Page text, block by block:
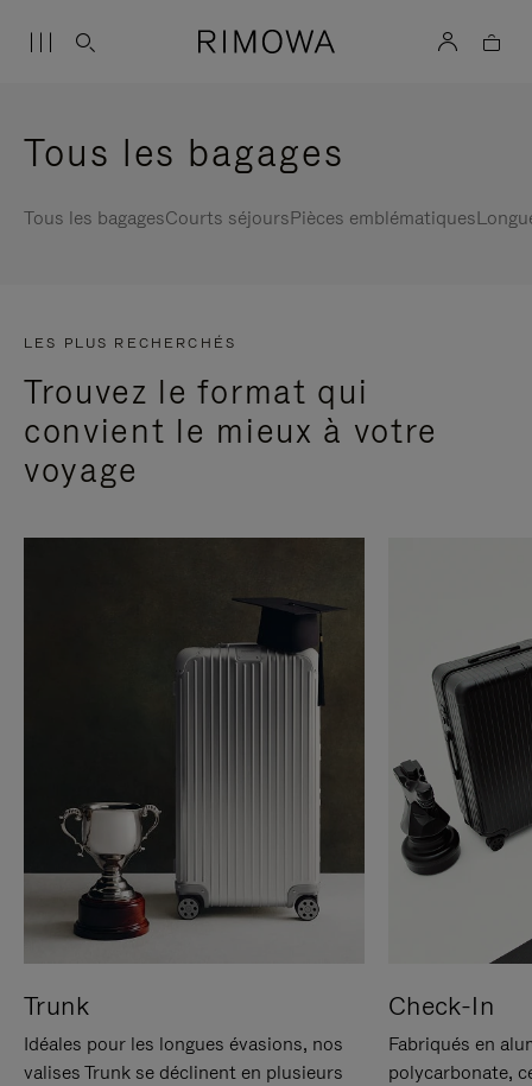
Tous les bagages
Tous les bagagesCourts séjoursPièces emblématiques
LES PLUS RECHERCHÉS
Trouvez le format qui
convient le mieux à votre
voyage
Trunk
Idéales pour les longues évasions, nos
valises Trunk se déclinent en plusieurs
Check-In
Fabriqués en
polycarbonate,